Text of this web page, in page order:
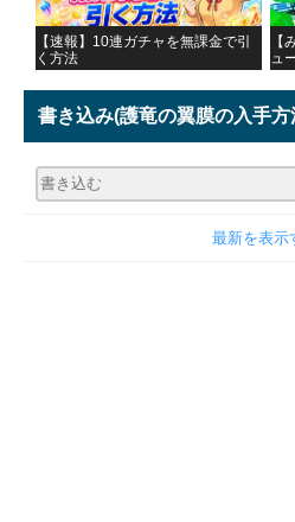
【速報】10連ガチャを無課金で引
く方法
【
ュ
書き込み(護竜の翼膜の入手
最新を表示